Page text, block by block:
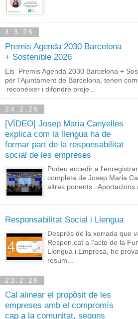
4.3.26
Premis Agenda 2030 Barcelona
+ Sostenible 2026
Els Premis Agenda 2030 Barcelona +
per l’Ajuntament de Barcelona, tenen
reconèixer i difondre proje...
24.2.26
[VÍDEO] Josep Maria Canyelles
explica com la llengua ha de
formar part de la responsabilitat
social de les empreses
Podeu accedir a
completa de Josep Maria
altres ponents . Aportacions
Responsabilitat Social i Llengua
Després de la xerrada que
Respon.cat a l'acte de la
Llengua i Empresa, he
resum...
23.2.26
Cal alinear el propòsit de les
empreses amb el compromís
cap a la comunitat, segons